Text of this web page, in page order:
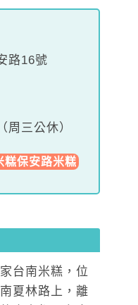
路16號
周三公休）
糕保安路米糕
台南米糕，位
夏林路上，離